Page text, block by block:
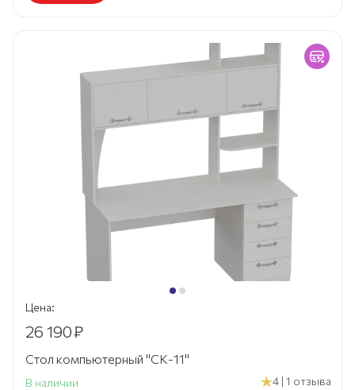
Цена:
26 190₽
Стол компьютерный "СК-11"
В наличии 4 | 1 отзыва